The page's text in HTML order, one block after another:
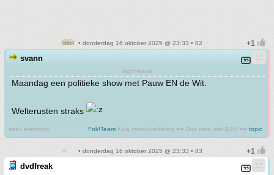
• donderdag 16 oktober 2025 @ 23:33 • 82
svann
night-hawk
Maandag een politieke show met Pauw EN de Wit.
Welterusten straks
seek electricity Fok!Team Kiva micro-kredieten == Doe mee met $25! == topic
• donderdag 16 oktober 2025 @ 23:33 • 83
dvdfreak